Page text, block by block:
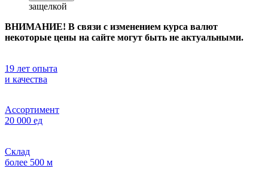
защелкой
ВНИМАНИЕ! В связи с изменением курса валют
некоторые цены на сайте могут быть не актуальными.
19 лет опыта
и качества
Ассортимент
20 000 ед
Склад
более 500 м